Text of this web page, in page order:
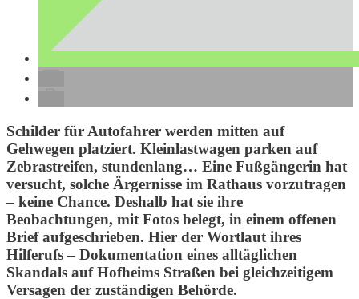
Schilder für Autofahrer werden mitten auf
Gehwegen platziert. Kleinlastwagen parken auf
Zebrastreifen, stundenlang… Eine Fußgängerin hat
versucht, solche Ärgernisse im Rathaus vorzutragen
– keine Chance. Deshalb hat sie ihre
Beobachtungen, mit Fotos belegt, in einem offenen
Brief aufgeschrieben. Hier der Wortlaut ihres
Hilferufs – Dokumentation eines alltäglichen
Skandals auf Hofheims Straßen bei gleichzeitigem
Versagen der zuständigen Behörde.